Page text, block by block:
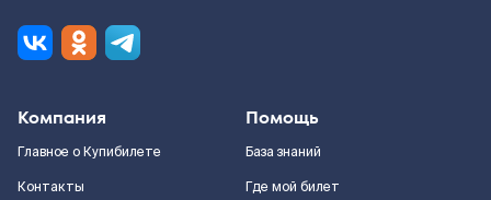
Компания
Главное о Купибилете
Контакты
Помощь
База знаний
Где мой билет